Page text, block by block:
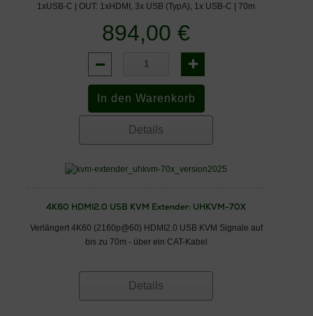
1xUSB-C | OUT: 1xHDMI, 3x USB (TypA), 1x USB-C | 70m
894,00 €
Details
4K60 HDMI2.0 USB KVM Extender: UHKVM-70X
Verlängert 4K60 (2160p@60) HDMI2.0 USB KVM Signale auf
bis zu 70m - über ein CAT-Kabel
Details